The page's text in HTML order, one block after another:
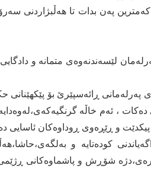
پەن بدات تا ھەڵبژاردنی
لێسەندنەوەی متمانە و
پەرلەمانی ڕائەسپێرێ بۆ پێکھێنانی
، ئەم خاڵە
و ڕێڕەوی ڕوداوەکان ئاسایی
کودەتایە و
شۆڕش و پاشماوەکانی